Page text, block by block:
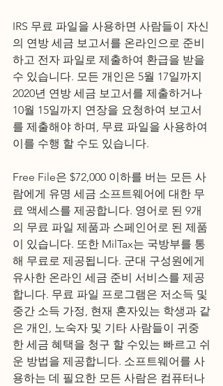
IRS 무료 파일을 사용하면 사람들이 자신
의 연방 세금 보고서를 온라인으로 준비
하고 전자 파일로 제출하여 환급을 받을
수 있습니다. 모든 개인은 5월 17일까지
2020년 연방 세금 보고서를 제출하거나
10월 15일까지 연장을 요청하여 보고서
를 제출해야 하며, 무료 파일을 사용하여
이를 수행 할 수도 있습니다.
Free File은 $72,000 이하를 버는 모든 사
람에게 유명 세금 소프트웨어에 대한 무
료 액세스를 제공합니다. 영어로 된 9개
의 무료 파일 제품과 스페인어로 된 제품
이 있습니다. 또한 MilTax는 국방부를 통
해 무료로 제공됩니다. 군대 구성원에게
유사한 온라인 세금 준비 서비스를 제공
합니다. 무료 파일 프로그램은 저소득 및
중간 소득 가정, 현재 혼자있는 학생과 같
은 개인, 노숙자 및 기타 사람들이 귀중
한 세금 혜택을 청구 할 수있는 빠르고 쉬
운 방법을 제공합니다. 소프트웨어를 사
용하는 데 필요한 모든 사람은 컴퓨터나